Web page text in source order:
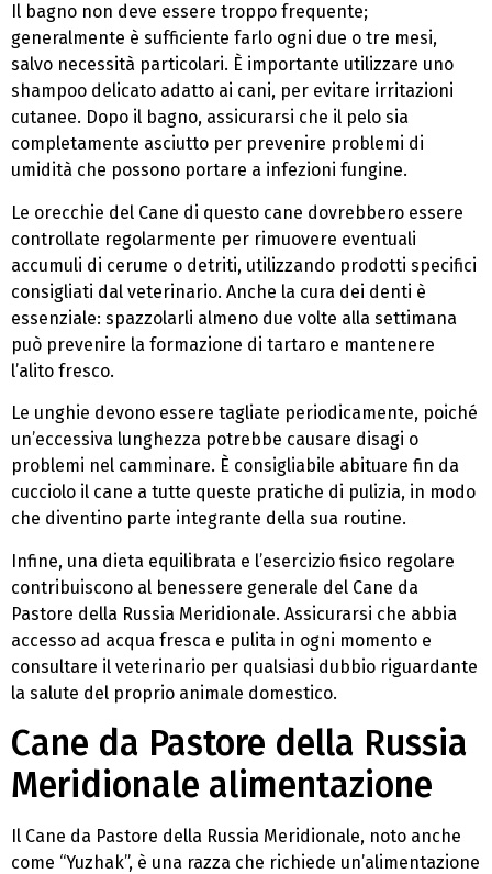
Il bagno non deve essere troppo frequente;
generalmente è sufficiente farlo ogni due o tre mesi,
salvo necessità particolari. È importante utilizzare uno
shampoo delicato adatto ai cani, per evitare irritazioni
cutanee. Dopo il bagno, assicurarsi che il pelo sia
completamente asciutto per prevenire problemi di
umidità che possono portare a infezioni fungine.
Le orecchie del Cane di questo cane dovrebbero essere
controllate regolarmente per rimuovere eventuali
accumuli di cerume o detriti, utilizzando prodotti specifici
consigliati dal veterinario. Anche la cura dei denti è
essenziale: spazzolarli almeno due volte alla settimana
può prevenire la formazione di tartaro e mantenere
l’alito fresco.
Le unghie devono essere tagliate periodicamente, poiché
un’eccessiva lunghezza potrebbe causare disagi o
problemi nel camminare. È consigliabile abituare fin da
cucciolo il cane a tutte queste pratiche di pulizia, in modo
che diventino parte integrante della sua routine.
Infine, una dieta equilibrata e l’esercizio fisico regolare
contribuiscono al benessere generale del Cane da
Pastore della Russia Meridionale. Assicurarsi che abbia
accesso ad acqua fresca e pulita in ogni momento e
consultare il veterinario per qualsiasi dubbio riguardante
la salute del proprio animale domestico.
Cane da Pastore della Russia
Meridionale alimentazione
Il Cane da Pastore della Russia Meridionale, noto anche
come “Yuzhak”, è una razza che richiede un’alimentazione